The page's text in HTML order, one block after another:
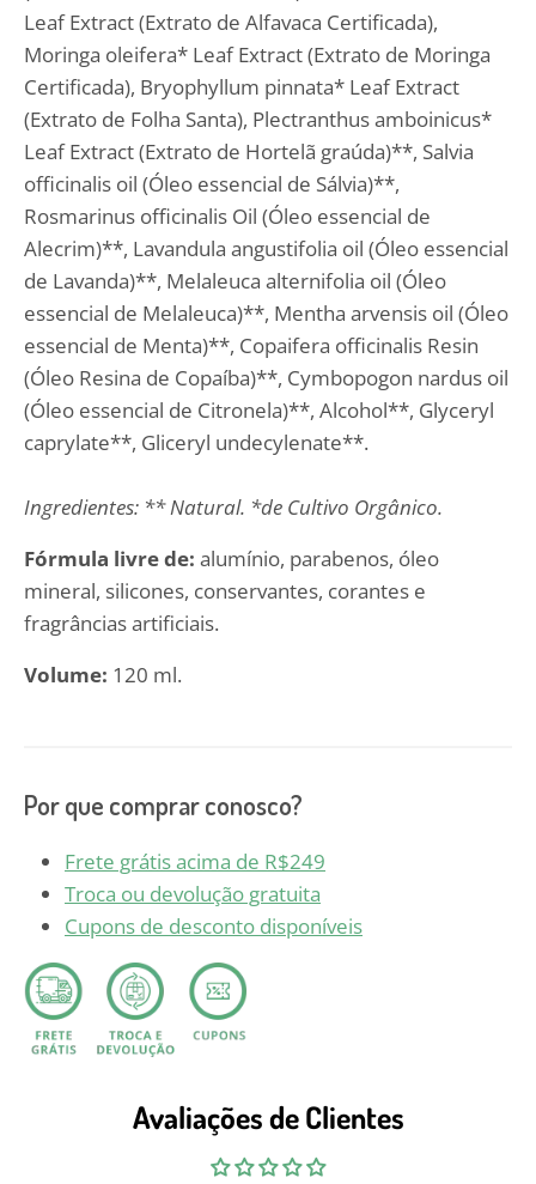
Leaf Extract (Extrato de Alfavaca Certificada),
Moringa oleifera* Leaf Extract (Extrato de Moringa
Certificada), Bryophyllum pinnata* Leaf Extract
(Extrato de Folha Santa), Plectranthus amboinicus*
Leaf Extract (Extrato de Hortelã graúda)**, Salvia
officinalis oil (Óleo essencial de Sálvia)**,
Rosmarinus officinalis Oil (Óleo essencial de
Alecrim)**, Lavandula angustifolia oil (Óleo essencial
de Lavanda)**, Melaleuca alternifolia oil (Óleo
essencial de Melaleuca)**, Mentha arvensis oil (Óleo
essencial de Menta)**, Copaifera officinalis Resin
(Óleo Resina de Copaíba)**, Cymbopogon nardus oil
(Óleo essencial de Citronela)**, Alcohol**, Glyceryl
caprylate**, Gliceryl undecylenate**.
Ingredientes: ** Natural. *de Cultivo Orgânico.
Fórmula livre de: alumínio, parabenos, óleo
mineral, silicones, conservantes, corantes e
fragrâncias artificiais.
Volume: 120 ml.
Por que comprar conosco?
Frete grátis acima de R$249
Troca ou devolução gratuita
Cupons de desconto disponíveis
Avaliações de Clientes